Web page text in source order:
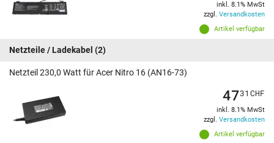
Artikel verfügbar
inkl. 8.1% MwSt
zzgl. Versandkosten
Netzteile / Ladekabel (2)
Netzteil 230,0 Watt für Acer Nitro 16 (AN16-73)
Artikel verfügbar
4731 CHF
inkl. 8.1% MwSt
zzgl. Versandkosten